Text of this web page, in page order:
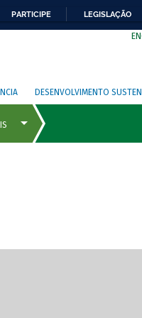
PARTICIPE LEGISLAÇÃO
DESENVOLVIMENTO
de